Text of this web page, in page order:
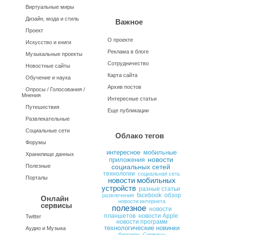
Виртуальные миры
Дизайн, мода и стиль
Проект
Искусство и книги
Музыкальные проекты
Новостные сайты
Обучение и наука
Опросы / Голосования /
Мнения
Путешествия
Развлекательные
Социальные сети
Форумы
Хранилище данных
Полезные
Порталы
Онлайн
сервисы
Twitter
Аудио и Музыка
Важное
О проекте
Реклама в блоге
Сотрудничество
Карта сайта
Архив постов
Интересные статьи
Еще публикации
Облако тегов
интересное мобильные
приложения новости
социальных сетей
технологии социальная сеть
новости мобильных
устройств разные статьи
развлечения facebook обзор
новости интернета
полезное новости
планшетов новости Apple
новости программ
технологические новинки